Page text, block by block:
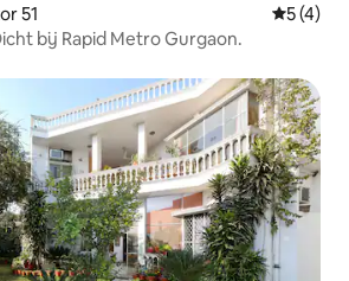
51
5 (4)
bij Rapid Metro Gurgaon.